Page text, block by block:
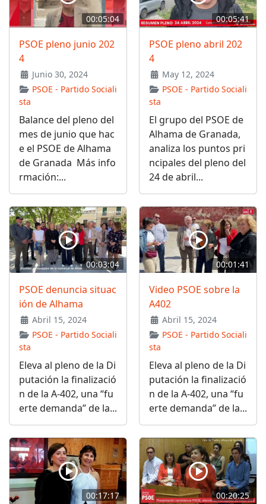
00:05:04
PSOE pleno junio 202
4
Junio 30, 2024
PSOE - Partido Sociali
sta
Balance del pleno del
mes de junio que hac
e el PSOE de Alhama
de Granada Más info
rmación:...
00:05:41
PSOE pleno abril 202
4
May 12, 2024
PSOE - Partido Sociali
sta
El grupo del PSOE de
Alhama de Granada,
analiza los puntos pri
ncipales del pleno del
24 de abril...
00:03:04
PSOE denuncia situac
ión de Alhama
Abril 15, 2024
PSOE - Partido Sociali
sta
Eleva al pleno de la Di
putación la finalizació
n de la A-402, una “fu
erte demanda” de la...
00:01:41
Video PSOE sobre la
A402
Abril 15, 2024
PSOE - Partido Sociali
sta
Eleva al pleno de la Di
putación la finalizació
n de la A-402, una “fu
erte demanda” de la...
00:17:17 00:20:25